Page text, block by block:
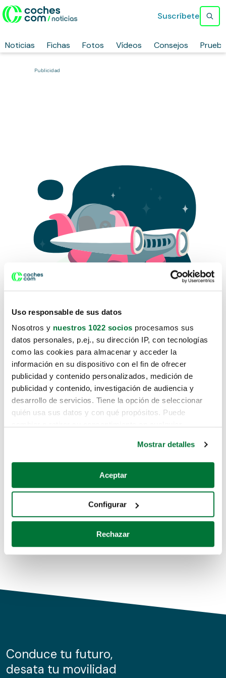
Uso responsable de sus datos
Nosotros y nuestros 1022 socios procesamos sus
datos personales, p.ej., su dirección IP, con tecnologías
como las cookies para almacenar y acceder la
información en su dispositivo con el fin de ofrecer
publicidad y contenido personalizados, medición de
publicidad y contenido, investigación de audiencia y
desarrollo de servicios. Tiene la opción de seleccionar
quién usa sus datos y con qué propósitos. Puede
Si lo permite, también quisiéramos:
Recopilar información sobre su ubicación geográfica
Identificar su dispositivo analizándolo activamente
para buscar características específicas (huellas
Obtenga más información sobre cómo se procesan sus
de cookies.
información sobre el uso que haga del sitio web con
nuestros partners de redes sociales, publicidad y análisis
Mostrar detalles
Aceptar
Configurar
Rechazar
Noticias Fichas Fotos Vídeos Consejos
Suscríbete
Publicidad
Lo sentimos, no sabemos como
te hemos traido hasta aquí.
Pero puedes encontrar el coche que estás
buscando en alguno de estos enlaces:
Coches de segunda mano
Coches de km0
Conduce tu futuro,
desata tu movilidad